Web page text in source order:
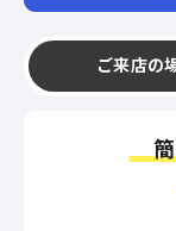
ご来店の